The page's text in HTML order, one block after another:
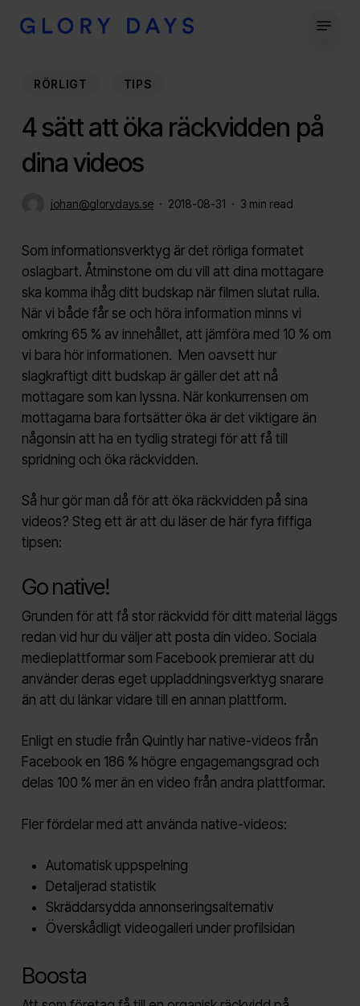
RÖRLIGT TIPS
4 sätt att öka räckvidden på
dina videos
johan@glorydays.se 2018-08-31 3 min read
Som informationsverktyg är det rörliga formatet
oslagbart. Åtminstone om du vill att dina mottagare
ska komma ihåg ditt budskap när filmen slutat rulla.
När vi både får se och höra information minns vi
omkring 65 % av innehållet, att jämföra med 10 % om
vi bara hör informationen. Men oavsett hur
slagkraftigt ditt budskap är gäller det att nå
mottagare som kan lyssna. När konkurrensen om
mottagarna bara fortsätter öka är det viktigare än
någonsin att ha en tydlig strategi för att få till
spridning och öka räckvidden.
Så hur gör man då för att öka räckvidden på sina
videos? Steg ett är att du läser de här fyra fiffiga
tipsen:
Go native!
Grunden för att få stor räckvidd för ditt material läggs
redan vid hur du väljer att posta din video. Sociala
medieplattformar som Facebook premierar att du
använder deras eget uppladdningsverktyg snarare
än att du länkar vidare till en annan plattform.
Enligt en studie från Quintly har native-videos från
Facebook en 186 % högre engagemangsgrad och
delas 100 % mer än en video från andra plattformar.
Fler fördelar med att använda native-videos:
Automatisk uppspelning
Detaljerad statistik
Skräddarsydda annonseringsalternativ
Överskådligt videogalleri under profilsidan
Boosta